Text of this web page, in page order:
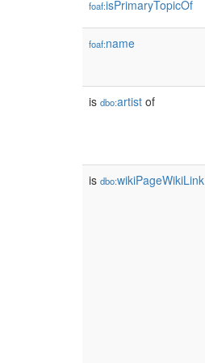
foaf:isPrimaryTopicOf
foaf:name
is dbo:artist of
is dbo:wikiPageWikiLink